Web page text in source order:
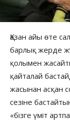
Қазан айы өте
барлық жерде
қолымен
қайталай
жасынан асқан
сезіне
«бізге үміт